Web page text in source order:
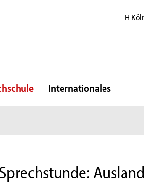
TH
Internationales